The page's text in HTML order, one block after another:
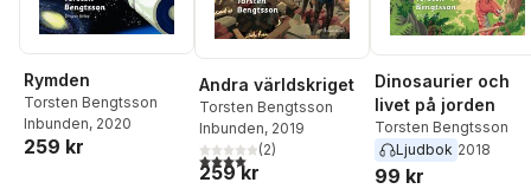
Rymden
Torsten Bengtsson
Inbunden, 2020
259 kr
Andra världskriget
Torsten Bengtsson
Inbunden, 2019
4,0utav 5 stjärnor. Totalt antal röster:
(2)
259 kr
Dinosaurier och
livet på jorden
Torsten Bengtsson
Ljudbok 2018
99 kr